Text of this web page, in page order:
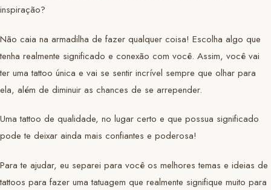
inspiração?
Não caia na armadilha de fazer qualquer coisa! Escolha algo que
tenha realmente significado e conexão com você. Assim, você vai
ter uma tattoo única e vai se sentir incrível sempre que olhar para
ela, além de diminuir as chances de se arrepender.
Uma tattoo de qualidade, no lugar certo e que possua significado
pode te deixar ainda mais confiantes e poderosa!
Para te ajudar, eu separei para você os melhores temas e ideias de
tattoos para fazer uma tatuagem que realmente signifique muito para